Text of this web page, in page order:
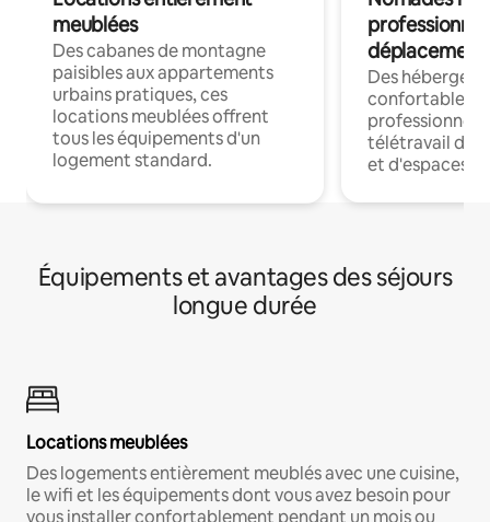
meublées
Des cabanes de montagne
paisibles aux appartements
urbains pratiques, ces
locations meublées offrent
tous les équipements d'un
logement standard.
déplacement
Des
confortables
professionnels
télétravail
et d'espaces
Équipements et avantages des séjours
longue durée
Locations meublées
Des logements entièrement meublés avec une cuisine,
le wifi et les équipements dont vous avez besoin pour
vous installer confortablement pendant un mois ou